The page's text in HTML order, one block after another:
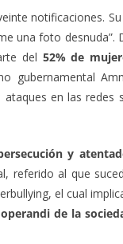
notificaciones.
una foto
del 52% de
gubernamental
en las
y
referido al que
el cual
de la